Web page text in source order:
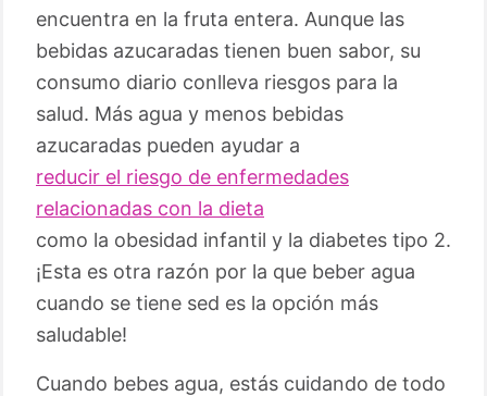
encuentra en la fruta entera. Aunque las
bebidas azucaradas tienen buen sabor, su
consumo diario conlleva riesgos para la
salud. Más agua y menos bebidas
azucaradas pueden ayudar a
reducir el riesgo de enfermedades
relacionadas con la dieta
como la obesidad infantil y la diabetes tipo 2.
¡Esta es otra razón por la que beber agua
cuando se tiene sed es la opción más
saludable!
Cuando bebes agua, estás cuidando de todo